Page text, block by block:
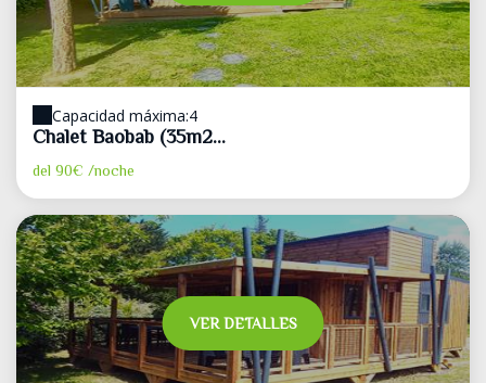
Capacidad máxima:4
Chalet Baobab (35m2...
del 90€ /noche
VER DETALLES